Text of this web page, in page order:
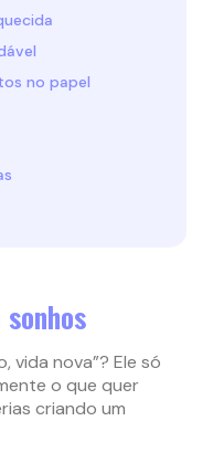
no papel
vida nova”? Ele só
o que quer
criando um